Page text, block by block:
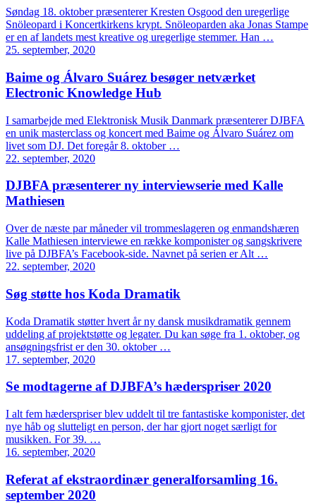
Søndag 18. oktober præsenterer Kresten Osgood den uregerlige
Snöleopard i Koncertkirkens krypt. Snöleoparden aka Jonas Stampe
er en af landets mest kreative og uregerlige stemmer. Han …
25. september, 2020
Baime og Álvaro Suárez besøger netværket
Electronic Knowledge Hub
I samarbejde med Elektronisk Musik Danmark præsenterer DJBFA
en unik masterclass og koncert med Baime og Álvaro Suárez om
livet som DJ. Det foregår 8. oktober …
22. september, 2020
DJBFA præsenterer ny interviewserie med Kalle
Mathiesen
Over de næste par måneder vil trommeslageren og enmandshæren
Kalle Mathiesen interviewe en række komponister og sangskrivere
live på DJBFA’s Facebook-side. Navnet på serien er Alt …
22. september, 2020
Søg støtte hos Koda Dramatik
Koda Dramatik støtter hvert år ny dansk musikdramatik gennem
uddeling af projektstøtte og legater. Du kan søge fra 1. oktober, og
ansøgningsfrist er den 30. oktober …
17. september, 2020
Se modtagerne af DJBFA’s hæderspriser 2020
I alt fem hæderspriser blev uddelt til tre fantastiske komponister, det
nye håb og slutteligt en person, der har gjort noget særligt for
musikken. For 39. …
16. september, 2020
Referat af ekstraordinær generalforsamling 16.
september 2020